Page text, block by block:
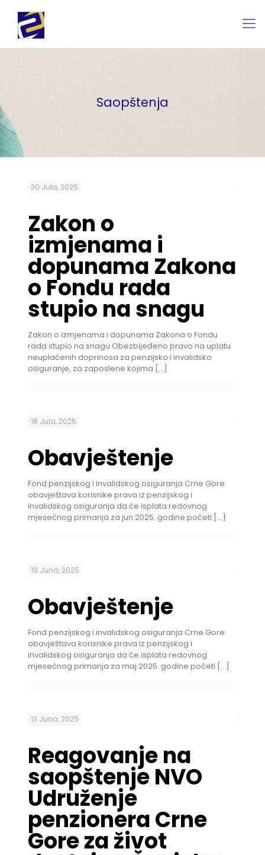
Saopštenja
30 Jula, 2025
Zakon o
izmjenama i
dopunama Zakona
o Fondu rada
stupio na snagu
Zakon o izmjenama i dopunama Zakona o Fondu
rada stupio na snagu Obezbijeđeno pravo na uplatu
neuplaćenih doprinosa za penzijsko i invalidsko
osiguranje, za zaposlene kojima […]
18 Jula, 2025
Obavještenje
Fond penzijskog i invalidskog osiguranja Crne Gore
obavještava korisnike prava iz penzijskog i
invalidskog osiguranja da će isplata redovnog
mjesečnog primanja za jun 2025. godine početi […]
19 Juna, 2025
Obavještenje
Fond penzijskog i invalidskog osiguranja Crne Gore
obavještava korisnike prava iz penzijskog i
invalidskog osiguranja da će isplata redovnog
mjesečnog primanja za maj 2025. godine početi […]
13 Juna, 2025
Reagovanje na
saopštenje NVO
Udruženje
penzionera Crne
Gore za život